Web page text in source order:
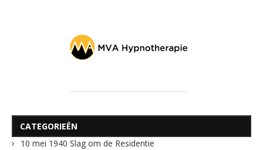
CATEGORIEËN
10 mei 1940 Slag om de Residentie